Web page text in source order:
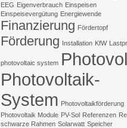
EEG Eigenverbrauch Einspeisen
Einspeisevergütung Energiewende
Finanzierung Fördertopf
Förderung Installation KfW
photovoltaic system
Photovoltaik-
System Photovoltaikförderung
Photovoltaik Module PV-Sol Referenzen
schwarze Rahmen Solarwatt Speicher